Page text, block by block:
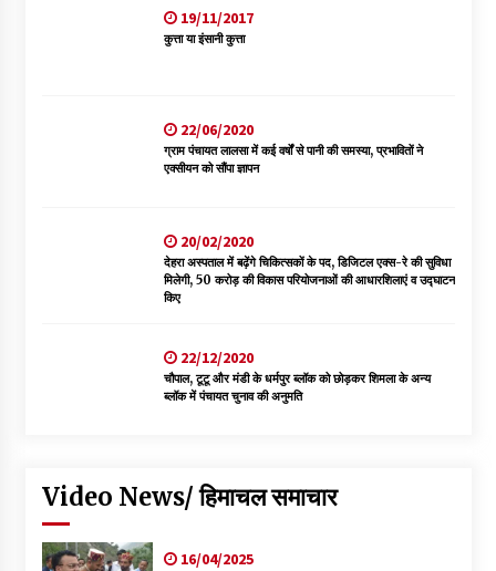
19/11/2017
कुत्ता या इंसानी कुत्ता
22/06/2020
ग्राम पंचायत लालसा में कई वर्षों से पानी की समस्या, प्रभावितों ने
एक्सीयन को सौंपा ज्ञापन
20/02/2020
देहरा अस्पताल में बढ़ेंगे चिकित्सकों के पद, डिजिटल एक्स-रे की सुविधा
मिलेगी, 50 करोड़ की विकास परियोजनाओं की आधारशिलाएं व उद्घाटन
किए
22/12/2020
चौपाल, टूटू और मंडी के धर्मपुर ब्लॉक को छोड़कर शिमला के अन्य
ब्लॉक में पंचायत चुनाव की अनुमति
Video News/ हिमाचल समाचार
16/04/2025